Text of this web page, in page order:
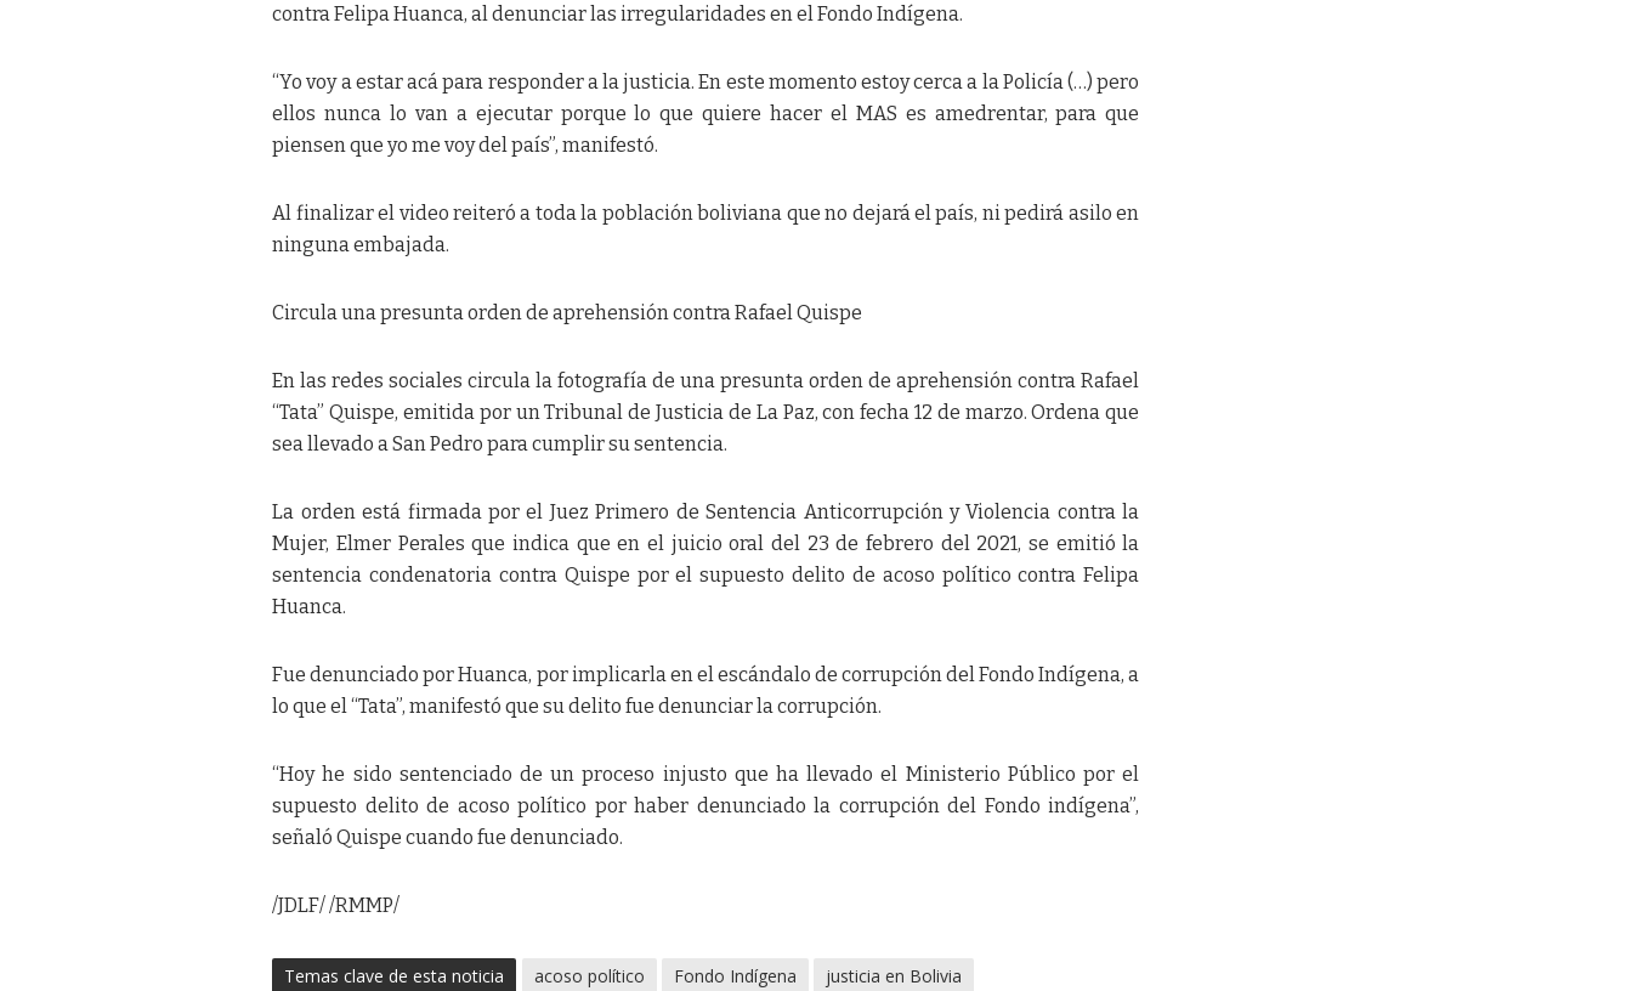
contra Felipa Huanca, al denunciar las irregularidades en el Fondo Indígena.
“Yo voy a estar acá para responder a la justicia. En este momento estoy cerca a la Policía (…) pero
ellos nunca lo van a ejecutar porque lo que quiere hacer el MAS es amedrentar, para que
piensen que yo me voy del país”, manifestó.
Al finalizar el video reiteró a toda la población boliviana que no dejará el país, ni pedirá asilo en
ninguna embajada.
Circula una presunta orden de aprehensión contra Rafael Quispe
En las redes sociales circula la fotografía de una presunta orden de aprehensión contra Rafael
“Tata” Quispe, emitida por un Tribunal de Justicia de La Paz, con fecha 12 de marzo. Ordena que
sea llevado a San Pedro para cumplir su sentencia.
La orden está firmada por el Juez Primero de Sentencia Anticorrupción y Violencia contra la
Mujer, Elmer Perales que indica que en el juicio oral del 23 de febrero del 2021, se emitió la
sentencia condenatoria contra Quispe por el supuesto delito de acoso político contra Felipa
Huanca.
Fue denunciado por Huanca, por implicarla en el escándalo de corrupción del Fondo Indígena, a
lo que el “Tata”, manifestó que su delito fue denunciar la corrupción.
“Hoy he sido sentenciado de un proceso injusto que ha llevado el Ministerio Público por el
supuesto delito de acoso político por haber denunciado la corrupción del Fondo indígena”,
señaló Quispe cuando fue denunciado.
/JDLF/ /RMMP/
Temas clave de esta noticia acoso político Fondo Indígena justicia en Bolivia